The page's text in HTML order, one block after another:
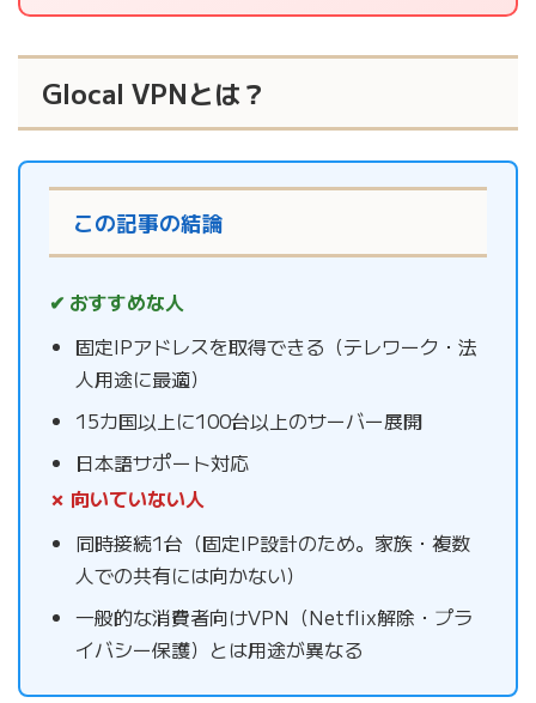
Glocal VPNとは？
この記事の結論
✔ おすすめな人
固定IPアドレスを取得できる（テレワーク・法
人用途に最適）
15カ国以上に100台以上のサーバー展開
日本語サポート対応
✗ 向いていない人
同時接続1台（固定IP設計のため。家族・複数
人での共有には向かない）
一般的な消費者向けVPN（Netflix解除・プラ
イバシー保護）とは用途が異なる